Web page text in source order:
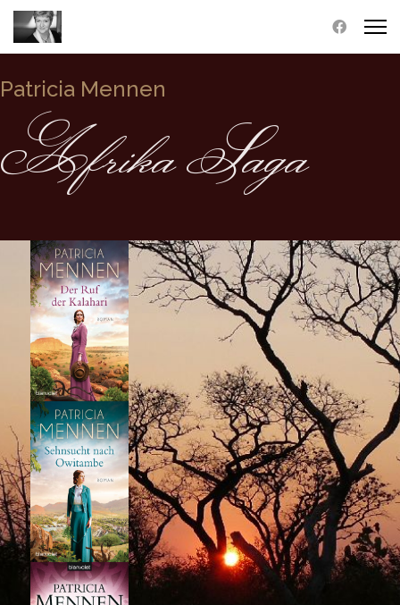
Patricia Mennen
Afrika Saga